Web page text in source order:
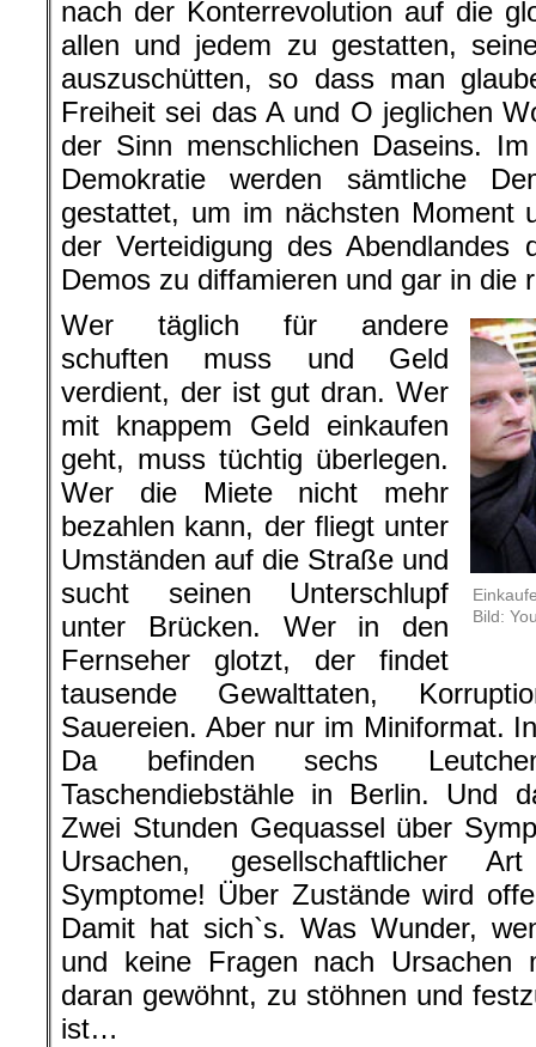
nach der Konterrevolution auf die
allen und jedem zu gestatten,
auszuschütten, so dass man
Freiheit sei das A und O jeglichen
der Sinn menschlichen Daseins.
Demokratie werden sämtliche
gestattet, um im nächsten Moment
der Verteidigung des Abendlandes
Demos zu diffamieren und gar in die
Bild:
Wer täglich für andere
schuften muss und Geld
verdient, der ist gut dran. Wer
mit knappem Geld einkaufen
geht, muss tüchtig überlegen.
Wer die Miete nicht mehr
bezahlen kann, der fliegt unter
Umständen auf die Straße und
sucht seinen Unterschlupf
unter Brücken. Wer in den
Fernseher glotzt, der findet
tausende Gewalttaten,
Sauereien. Aber nur im Miniformat.
Da befinden sechs
Taschendiebstähle in Berlin. Und
Zwei Stunden Gequassel über
Ursachen, gesellschaftlicher
Symptome! Über Zustände wird
Damit hat sich`s. Was Wunder,
und keine Fragen nach
daran gewöhnt, zu stöhnen und
ist…